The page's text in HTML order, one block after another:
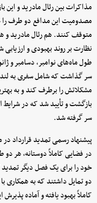
مصدومیت این مدافع دو طرف را
متوقف کنند. هم رئال مادرید و
نظارت بر روند بهبودی و
طول ماه‌های نوامبر، دسامبر و
سر گذاشت که شامل سفری به
مشکلاتش را برطرف کند و به
بازگشت و تأیید شد که در شرایط
سر گرفته شد.
پیشنهاد رسمی تمدید قرارداد
در فضایی کاملاً دوستانه، هر
خود را برای یک فصل دیگر تمدید
دو تمایل داشتند که به همکاری
کاملاً بهبود یافته و آماده